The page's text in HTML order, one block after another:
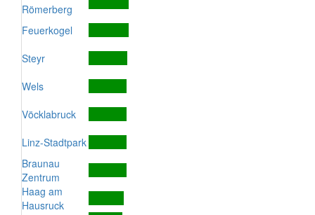
Römerberg
Feuerkogel
Steyr
Wels
Vöcklabruck
Linz-Stadtpark
Braunau
Zentrum
Haag am
Hausruck